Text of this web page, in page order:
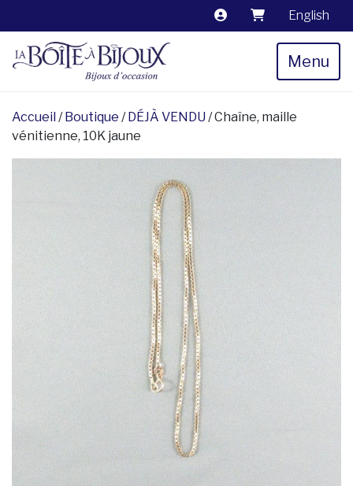
English
Menu
Accueil /Boutique /DÉJÀ VENDU / Chaîne, maille
vénitienne, 10K jaune